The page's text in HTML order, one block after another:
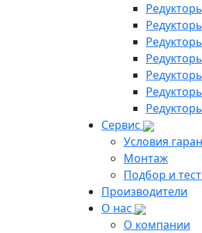
Сервис
Условия
Монтаж
Подбор и
Производители
О нас
О компании